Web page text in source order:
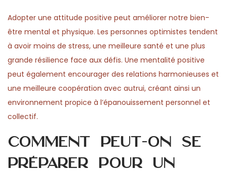
Adopter une attitude positive peut améliorer notre bien-
être mental et physique. Les personnes optimistes tendent
à avoir moins de stress, une meilleure santé et une plus
grande résilience face aux défis. Une mentalité positive
peut également encourager des relations harmonieuses et
une meilleure coopération avec autrui, créant ainsi un
environnement propice à l’épanouissement personnel et
collectif.
Comment peut-on se
préparer pour un